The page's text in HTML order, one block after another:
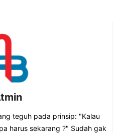
teguh pada prinsip: "Kalau
harus sekarang ?" Sudah gak